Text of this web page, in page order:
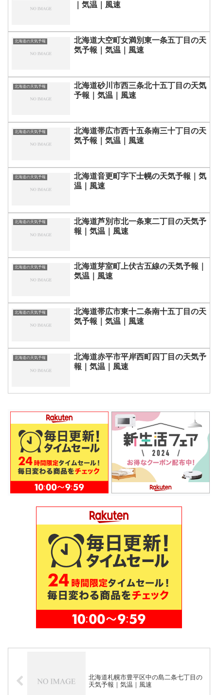
｜気温｜風速
北海道の天気予報
北海道大空町女満別東一条五丁目の天
気予報｜気温｜風速
北海道の天気予報
北海道砂川市西三条北十五丁目の天気
予報｜気温｜風速
北海道の天気予報
北海道帯広市西十五条南三十丁目の天
気予報｜気温｜風速
北海道の天気予報
北海道音更町字下士幌の天気予報｜気
温｜風速
北海道の天気予報
北海道芦別市北一条東二丁目の天気予
報｜気温｜風速
北海道の天気予報
北海道芽室町上伏古五線の天気予報｜
気温｜風速
北海道の天気予報
北海道帯広市東十二条南十五丁目の天
気予報｜気温｜風速
北海道の天気予報
北海道赤平市平岸西町四丁目の天気予
報｜気温｜風速
北海道札幌市豊平区中の島二条七丁目の
天気予報｜気温｜風速